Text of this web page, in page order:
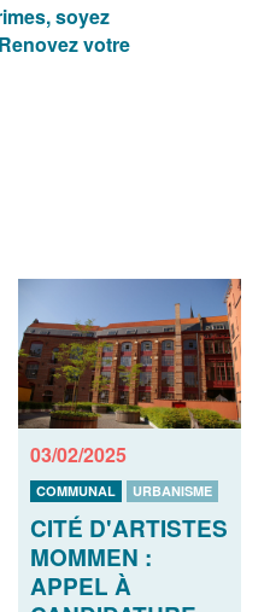
soyez
votre
03/02/2025
COMMUNAL URBANISME
CITÉ D'ARTISTES
MOMMEN :
APPEL À